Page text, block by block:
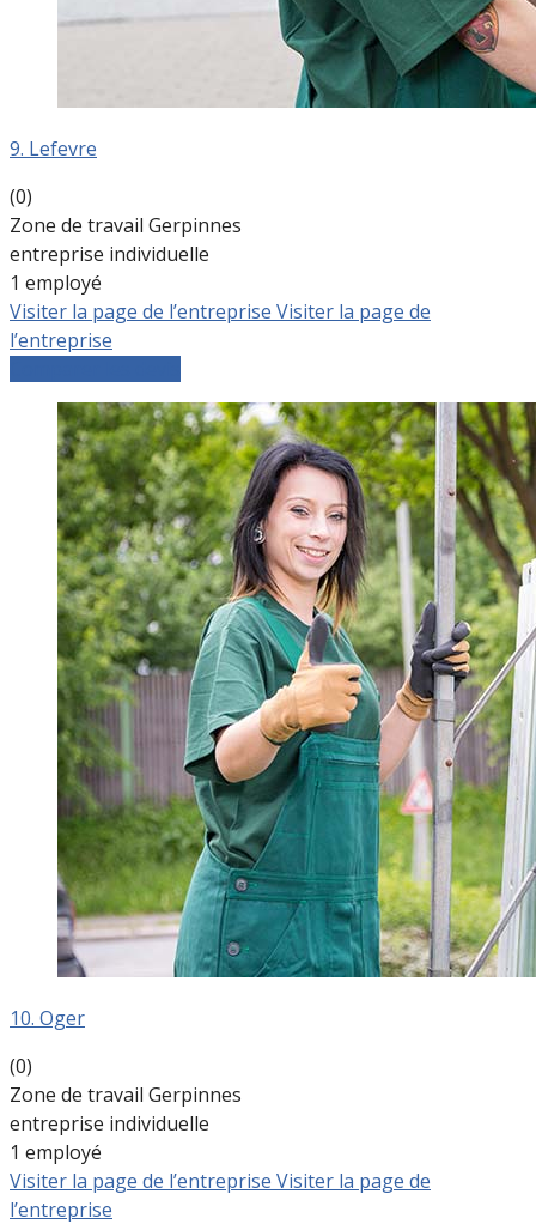
9. Lefevre
(0)
Zone de travail Gerpinnes
entreprise individuelle
1 employé
Visiter la page de l’entreprise Visiter la page de
l’entreprise
10. Oger
(0)
Zone de travail Gerpinnes
entreprise individuelle
1 employé
Visiter la page de l’entreprise Visiter la page de
l’entreprise